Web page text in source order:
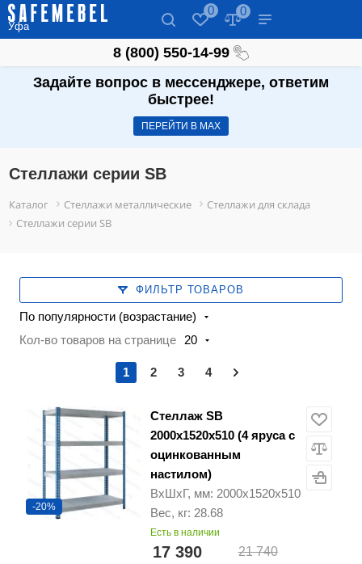
Уфа
0 0
8 (800) 550-14-99
Задайте вопрос в мессенджере, ответим
быстрее!
ПЕРЕЙТИ В МАХ
Стеллажи серии SB
Каталог Стеллажи металлические
Стеллажи для склада
Стеллажи серии SB
ФИЛЬТР ТОВАРОВ
По популярности (возрастание)
Кол-во товаров на странице
20
1 2 3 4
-20%
Стеллаж SB
2000х1520х510 (4 яруса с
оцинкованным
настилом)
ВхШхГ, мм: 2000х1520х510
Вес, кг: 28.68
Есть в наличии
17 390
21 740